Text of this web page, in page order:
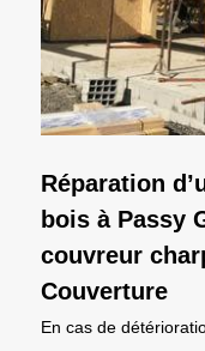
Réparation
bois à Passy
couvreur
Couverture
En cas de